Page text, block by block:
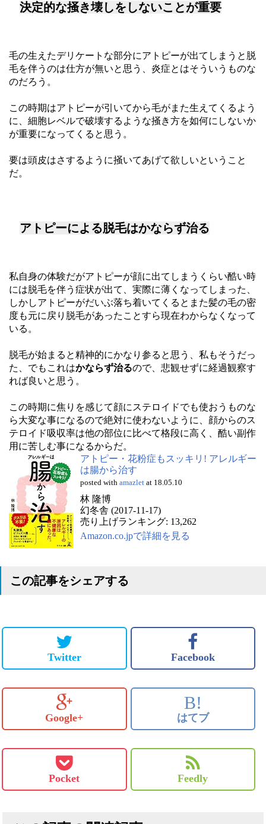
決定的な掻き壊しをしないことが重要
毛の生えたデリケートな部分にアトピーが出てしまうと脱
毛を伴うのは仕方が無いと思う、炎症とはそういうものな
のだろう。
この時期はアトピーが引いてから毛がまた生えてくるよう
に、細胞レベルで破壊するような掻き方を如何にしないか
が重要になってくると思う。
要は頭皮はさするように掻いてあげて欲しいということ
だ。
アトピーによる脱毛はかならず治る
私自身の体験だがアトピーが顔に出てしまうくらい酷い時
には脱毛を伴う症状が出て、実際に薄くなってしまった、
しかしアトピーがだいぶ落ち着いてくるとまた髪の毛の密
度も元に戻り脱毛があったことすら現在わからなくなって
いる。
脱毛が始まると精神的にかなり参ると思う、私もそうだっ
た、でもこれはかならず治るので、悲観せずに経過観察す
れば良いと思う。
この時期に焦りを感じて顔にステロイドでも使おうものな
ら大変な事になるので絶対に使わないように、顔からのス
テロイド吸収率は他の部位に比べて格段に高く、酷い副作
用に苦しむ事になるからだ。
アトピー・花粉症もスッキリ! アレルギー
は腸から治す
posted with amazlet at 18.05.10
林 隆博
幻冬舎 (2017-11-17)
売り上げランキング: 13,262
Amazon.co.jpで詳細を見る
この記事をシェアする
Twitter Facebook
Google+
B!
はてブ
Pocket Feedly